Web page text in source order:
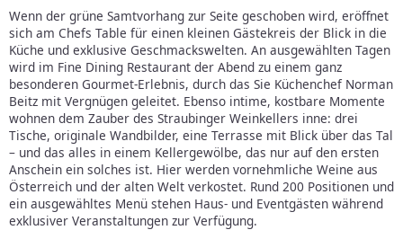
Wenn der grüne Samtvorhang zur Seite geschoben wird, eröffnet
sich am Chefs Table für einen kleinen Gästekreis der Blick in die
Küche und exklusive Geschmackswelten. An ausgewählten Tagen
wird im Fine Dining Restaurant der Abend zu einem ganz
besonderen Gourmet-Erlebnis, durch das Sie Küchenchef Norman
Beitz mit Vergnügen geleitet. Ebenso intime, kostbare Momente
wohnen dem Zauber des Straubinger Weinkellers inne: drei
Tische, originale Wandbilder, eine Terrasse mit Blick über das Tal
– und das alles in einem Kellergewölbe, das nur auf den ersten
Anschein ein solches ist. Hier werden vornehmliche Weine aus
Österreich und der alten Welt verkostet. Rund 200 Positionen und
ein ausgewähltes Menü stehen Haus- und Eventgästen während
exklusiver Veranstaltungen zur Verfügung.